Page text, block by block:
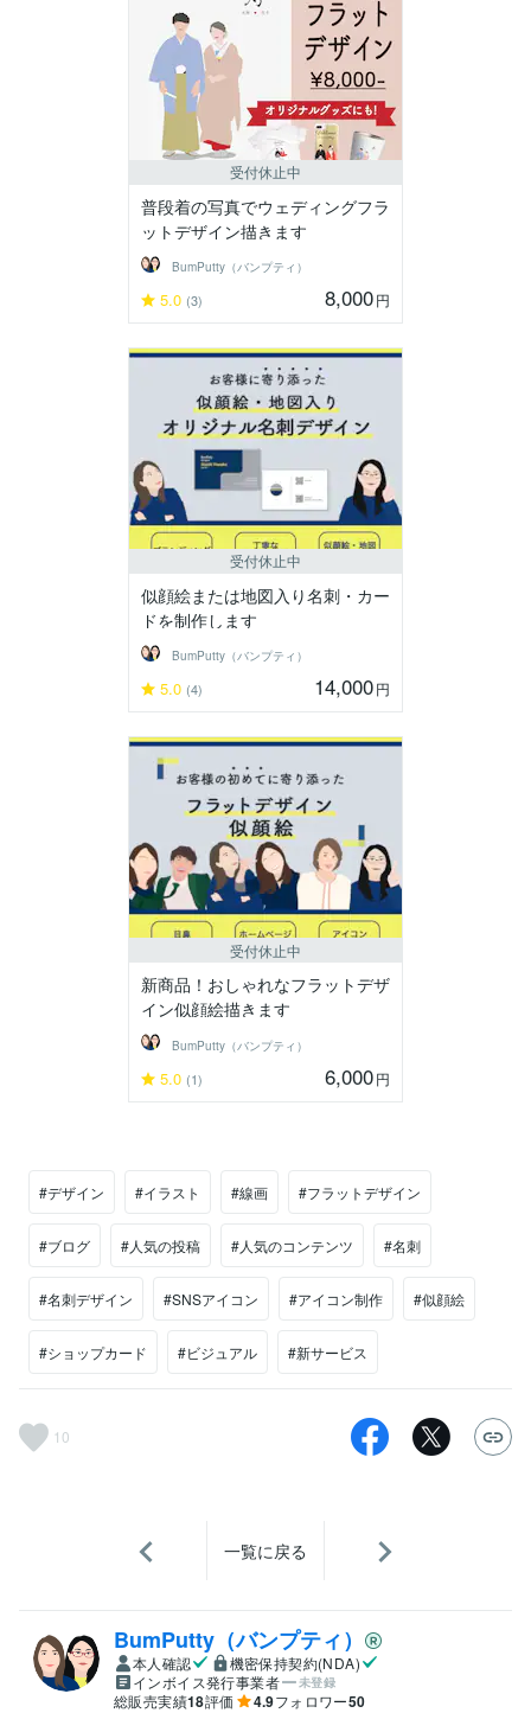
受付休止中
普段着の写真でウェディングフラ
ットデザイン描きます
BumPutty（バンプティ）
5.0 (3) 8,000円
受付休止中
似顔絵または地図入り名刺・カー
ドを制作します
BumPutty（バンプティ）
5.0 (4) 14,000円
受付休止中
新商品！おしゃれなフラットデザ
イン似顔絵描きます
BumPutty（バンプティ）
5.0 (1) 6,000円
#デザイン #イラスト #線画 #フラットデザイン
#ブログ #人気の投稿 #人気のコンテンツ #名刺
#名刺デザイン #SNSアイコン #アイコン制作 #似顔絵
#ショップカード #ビジュアル #新サービス
10
一覧に戻る
BumPutty（バンプティ）
本人確認
機密保持契約(NDA)
インボイス発行事業者
未登録
総販売実績18評価 4.9フォロワー50